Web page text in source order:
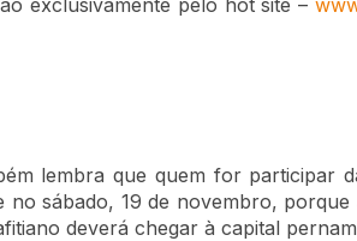
lembra que quem for participar
no sábado, 19 de novembro,
deverá chegar à capital